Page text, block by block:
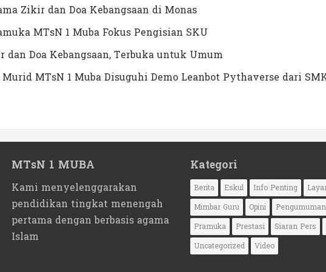
Zikir dan Doa Kebangsaan di Monas
MTsN 1 Muba Fokus Pengisian SKU
Doa Kebangsaan, Terbuka untuk Umum
MTsN 1 Muba Disuguhi Demo Leanbot Pythaverse dari
MTsN 1 MUBA
Kami menyelenggarakan
pendidikan tingkat menengah
pertama dengan berbasis agama
Islam
Kategori
Berita Eskul Info Penting
Mimbar Guru
Opini
Pengumuman
Pramuka
Prestasi Siaran Pers
Uncategorized
Video